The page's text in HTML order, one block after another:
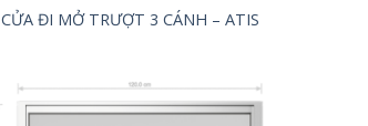
CỬA ĐI MỞ TRƯỢT 3 CÁNH – ATIS